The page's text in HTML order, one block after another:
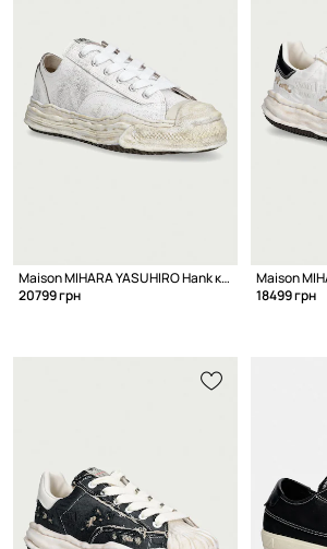
Maison MIHARA YASUHIRO Hank кеды для мужчин кожаные
20799 грн
18499 грн